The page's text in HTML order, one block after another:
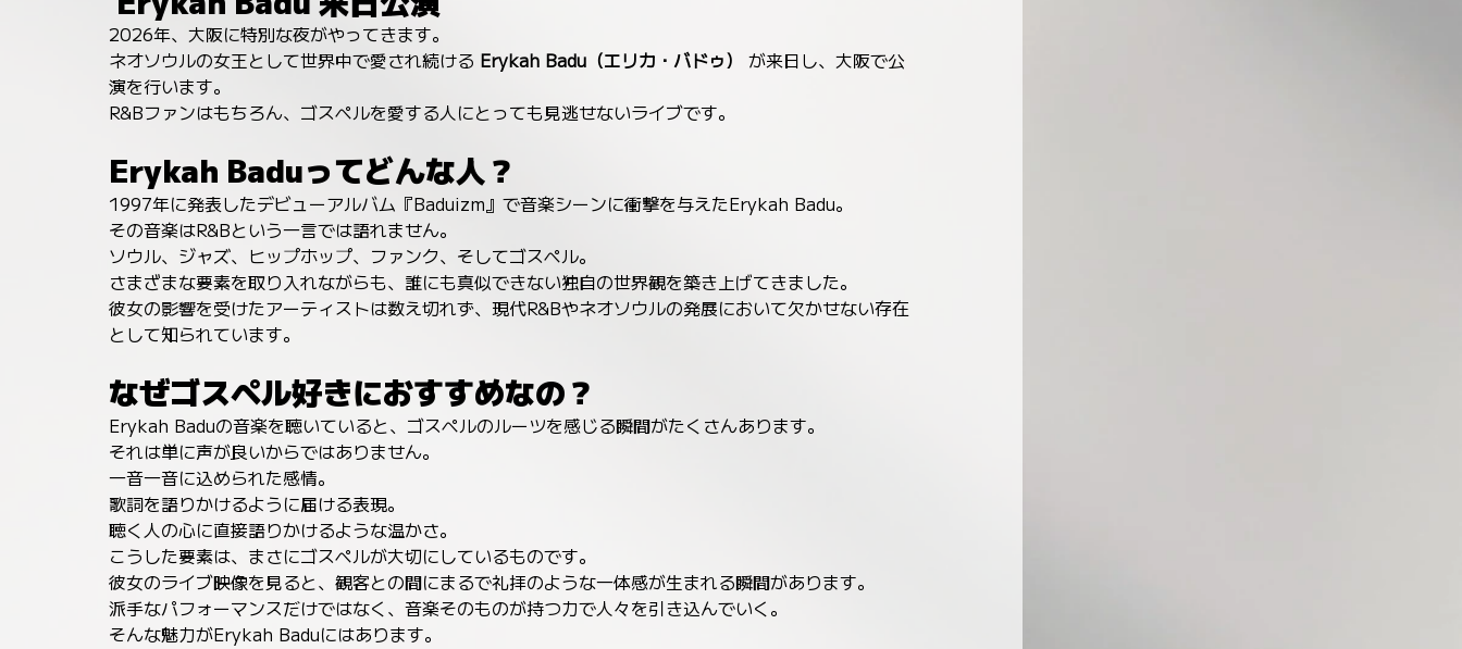
2026年、大阪に特別な夜がやってきます。
ネオソウルの女王として世界中で愛され続ける Erykah Badu（エリカ・バドゥ）
が来日し、大阪で公
演を行います。
R&Bファンはもちろん、ゴスペルを愛する人にとっても見逃せないライブです。
Erykah Baduってどんな人？
1997年に発表したデビューアルバム『Baduizm』で音楽シーンに衝撃を与えたErykah Badu。
その音楽はR&Bという一言では語れません。
ソウル、ジャズ、ヒップホップ、ファンク、そしてゴスペル。
さまざまな要素を取り入れながらも、誰にも真似できない独自の世界観を築き上げてきました。
彼女の影響を受けたアーティストは数え切れず、現代R&Bやネオソウルの発展において欠かせない存在
として知られています。
なぜゴスペル好きにおすすめなの？
Erykah Baduの音楽を聴いていると、ゴスペルのルーツを感じる瞬間がたくさんあります。
それは単に声が良いからではありません。
一音一音に込められた感情。
歌詞を語りかけるように届ける表現。
聴く人の心に直接語りかけるような温かさ。
こうした要素は、まさにゴスペルが大切にしているものです。
彼女のライブ映像を見ると、観客との間にまるで礼拝のような一体感が生まれる瞬間があります。
派手なパフォーマンスだけではなく、音楽そのものが持つ力で人々を引き込んでいく。
そんな魅力がErykah Baduにはあります。